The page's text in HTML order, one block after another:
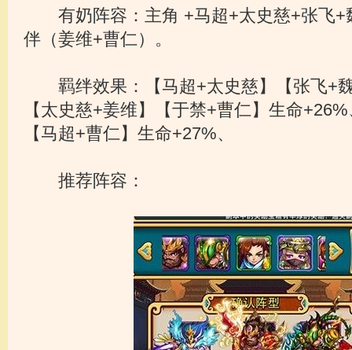
有奶阵容：主角 +马超+太史慈+张飞+
伴（姜维+曹仁）。
羁绊效果：【马超+太史慈】【张飞+
【太史慈+姜维】【于禁+曹仁】生命
【马超+曹仁】生命+27%、
推荐阵容：